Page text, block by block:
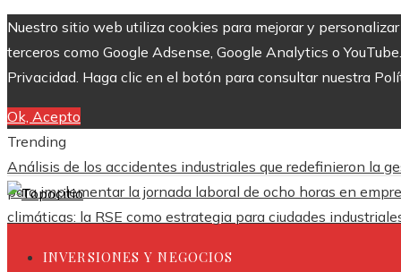
Nuestro sitio web utiliza cookies para mejorar y
terceros como Google Adsense, Google Analytics o
Privacidad. Haga clic en el botón para consultar nuestra
Ok, Acepto
Trending
Análisis de los accidentes industriales que redefinieron la
para implementar la jornada laboral de ocho horas en
climáticas: la RSE como estrategia para ciudades
INVERSIONES Y NEGOCIOS